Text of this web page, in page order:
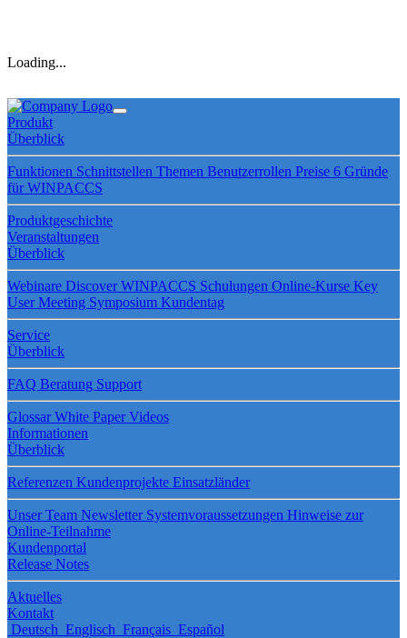
Loading...
Produkt
Überblick
Funktionen Schnittstellen Themen Benutzerrollen Preise 6 Gründe
für WINPACCS
Produktgeschichte
Veranstaltungen
Überblick
Webinare Discover WINPACCS Schulungen Online-Kurse Key
User Meeting Symposium Kundentag
Service
Überblick
FAQ Beratung Support
GlossarWhite PaperVideos
Informationen
Überblick
Referenzen Kundenprojekte Einsatzländer
Unser Team Newsletter Systemvoraussetzungen Hinweise zur
Online-Teilnahme
Kundenportal
Release Notes
Aktuelles
Kontakt
Deutsch Englisch Français Español